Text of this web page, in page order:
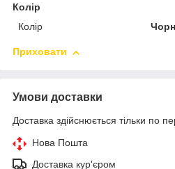
Колір
Колір
Приховати
Умови доставки
Доставка здійснюється тільки по
Нова Пошта
Доставка кур'єром